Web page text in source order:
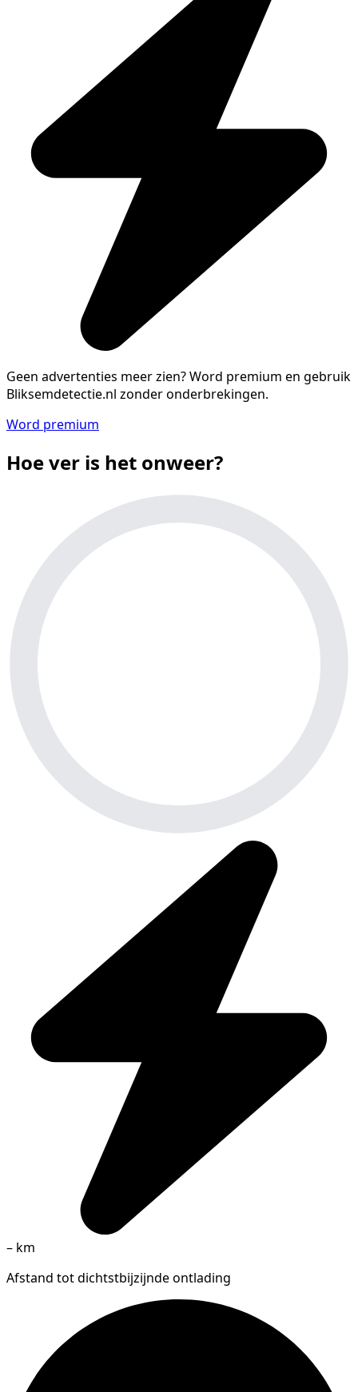
Geen advertenties meer zien?Word premium en gebruik
Bliksemdetectie.nl zonder onderbrekingen.
Word premium
Hoe ver is het onweer?
– km
Afstand tot dichtstbijzijnde ontlading